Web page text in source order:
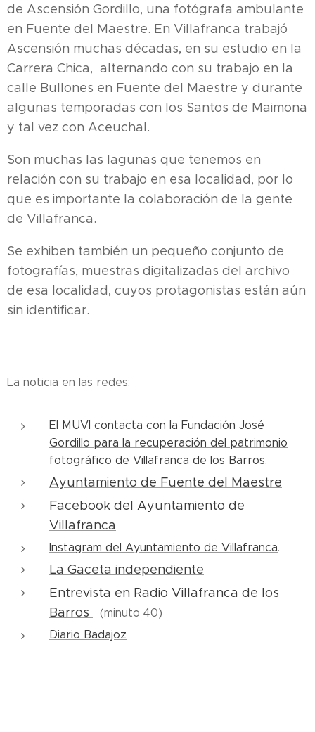
de Ascensión Gordillo, una fotógrafa ambulante
en Fuente del Maestre. En Villafranca trabajó
Ascensión muchas décadas, en su estudio en la
Carrera Chica, alternando con su trabajo en la
calle Bullones en Fuente del Maestre y durante
algunas temporadas con los Santos de Maimona
y tal vez con Aceuchal.
Son muchas las lagunas que tenemos en
relación con su trabajo en esa localidad, por lo
que es importante la colaboración de la gente
de Villafranca.
Se exhiben también un pequeño conjunto de
fotografías, muestras digitalizadas del archivo
de esa localidad, cuyos protagonistas están aún
sin identificar.
La noticia en las redes:
El MUVI contacta con la Fundación José
Gordillo para la recuperación del patrimonio
fotográfico de Villafranca de los Barros.
Ayuntamiento de Fuente del Maestre
Facebook del Ayuntamiento de
Villafranca
Instagram del Ayuntamiento de Villafranca.
La Gaceta independiente
Entrevista en Radio Villafranca de los
Barros
(minuto 40)
Diario Badajoz